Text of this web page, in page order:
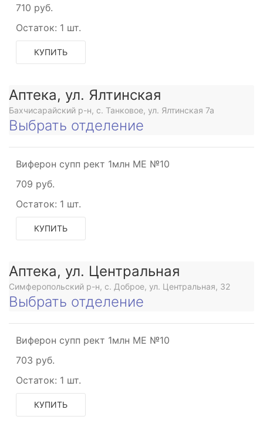
710 руб.
Остаток: 1 шт.
КУПИТЬ
Аптека, ул. Ялтинская
Бахчисарайский р-н, с. Танковое, ул. Ялтинская 7а
Выбрать отделение
Виферон супп рект 1млн МЕ №10
709 руб.
Остаток: 1 шт.
КУПИТЬ
Аптека, ул. Центральная
Симферопольский р-н, с. Доброе, ул. Центральная, 32
Выбрать отделение
Виферон супп рект 1млн МЕ №10
703 руб.
Остаток: 1 шт.
КУПИТЬ